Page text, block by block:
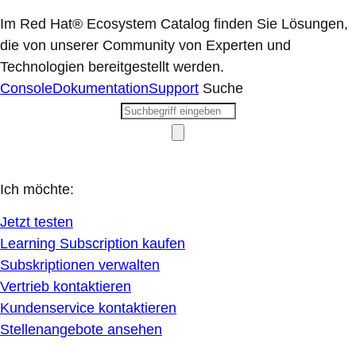
Im Red Hat® Ecosystem Catalog finden Sie Lösungen,
die von unserer Community von Experten und
Technologien bereitgestellt werden.
ConsoleDokumentationSupport Suche
Ich möchte:
Jetzt testen
Learning Subscription kaufen
Subskriptionen verwalten
Vertrieb kontaktieren
Kundenservice kontaktieren
Stellenangebote ansehen